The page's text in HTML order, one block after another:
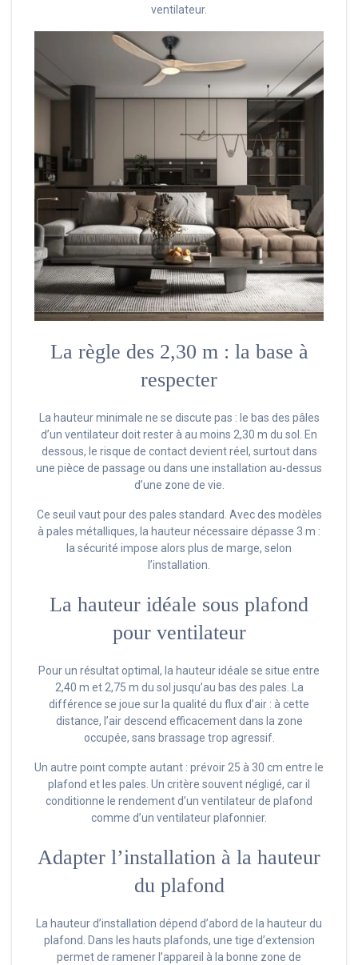
ventilateur.
La règle des 2,30 m : la base à
respecter
La hauteur minimale ne se discute pas : le bas des pâles
d’un ventilateur doit rester à au moins 2,30 m du sol. En
dessous, le risque de contact devient réel, surtout dans
une pièce de passage ou dans une installation au-dessus
d’une zone de vie.
Ce seuil vaut pour des pales standard. Avec des modèles
à pales métalliques, la hauteur nécessaire dépasse 3 m :
la sécurité impose alors plus de marge, selon
l’installation.
La hauteur idéale sous plafond
pour ventilateur
Pour un résultat optimal, la hauteur idéale se situe entre
2,40 m et 2,75 m du sol jusqu’au bas des pales. La
différence se joue sur la qualité du flux d’air : à cette
distance, l’air descend efficacement dans la zone
occupée, sans brassage trop agressif.
Un autre point compte autant : prévoir 25 à 30 cm entre le
plafond et les pales. Un critère souvent négligé, car il
conditionne le rendement d’un ventilateur de plafond
comme d’un ventilateur plafonnier.
Adapter l’installation à la hauteur
du plafond
La hauteur d’installation dépend d’abord de la hauteur du
plafond. Dans les hauts plafonds, une tige d’extension
permet de ramener l’appareil à la bonne zone de